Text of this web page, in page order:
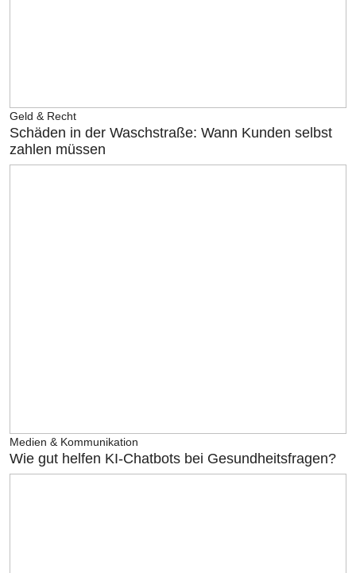
Geld & Recht
Schäden in der Waschstraße: Wann Kunden selbst
zahlen müssen
Medien & Kommunikation
Wie gut helfen KI-Chatbots bei Gesundheitsfragen?